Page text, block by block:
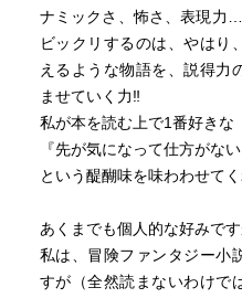
ナミックさ、怖さ、表現力
ビックリするのは、やはり
えるような物語を、説得力
ませていく力‼︎
私が本を読む上で1番好きな
『先が気になって仕方がない
という醍醐味を味わわせてく
あくまでも個人的な好みで
私は、冒険ファンタジー小
すが（全然読まないわけで